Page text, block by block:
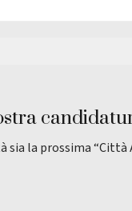
la prossima “Città